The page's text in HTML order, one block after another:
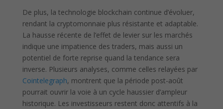
De plus, la technologie blockchain continue d’évoluer,
rendant la cryptomonnaie plus résistante et adaptable.
La hausse récente de l’effet de levier sur les marchés
indique une impatience des traders, mais aussi un
potentiel de forte reprise quand la tendance sera
inverse. Plusieurs analyses, comme celles relayées par
Cointelegraph, montrent que la période post-août
pourrait ouvrir la voie à un cycle haussier d’ampleur
historique. Les investisseurs restent donc attentifs à la